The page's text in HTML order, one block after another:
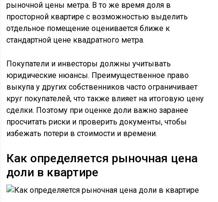
рыночной цены метра. В то же время доля в
просторной квартире с возможностью выделить
отдельное помещение оценивается ближе к
стандартной цене квадратного метра.
Покупатели и инвесторы должны учитывать
юридические нюансы. Преимущественное право
выкупа у других собственников часто ограничивает
круг покупателей, что также влияет на итоговую цену
сделки. Поэтому при оценке доли важно заранее
просчитать риски и проверить документы, чтобы
избежать потери в стоимости и времени.
Как определяется рыночная цена
доли в квартире